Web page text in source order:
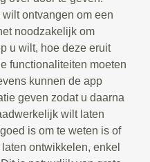
ontvangen om een
noodzakelijk om
u wilt, hoe deze eruit
functionaliteiten moeten
kunnen de app
geven zodat u daarna
wilt laten
is om te weten is of
ontwikkelen, enkel